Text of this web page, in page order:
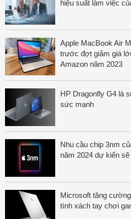
hiệu suất làm việc
Apple MacBook Air
trước đợt giảm giá
Amazon năm 2023
HP Dragonfly G4 là
sức mạnh
Nhu cầu chip 3nm
năm 2024 dự kiến sẽ
Microsoft tăng
tính xách tay chơi